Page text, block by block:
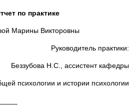
по практике
Марины Викторовны
Руководитель практики:
Беззубова Н.С., ассистент кафедры
психологии и истории психологии